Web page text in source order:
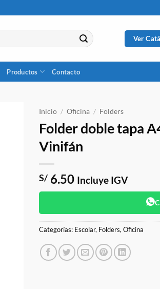
Ver
Productos Contacto
Inicio / Oficina / Folders
Folder doble tapa
Vinifán
S/ 6.50 Incluye IGV
Categorías: Escolar, Folders, Oficina